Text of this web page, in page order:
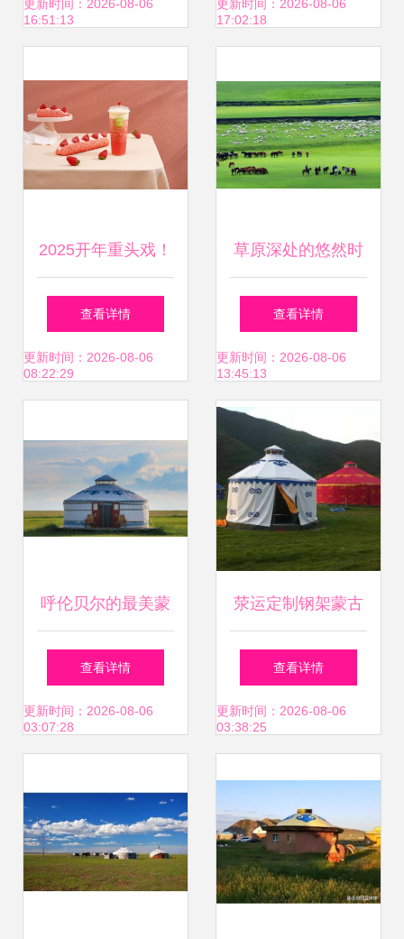
更新时间：2026-08-06
16:51:13
样灵感
更新时间：2026-08-06
17:02:18
2025开年重头戏！
奈雪的茶烘焙革命
近50款现烤新品与
查看详情
更新时间：2026-08-06
08:22:29
草原深处的悠然时
光，惊艳了谁的远
方？
查看详情
更新时间：2026-08-06
13:45:13
呼伦贝尔的最美蒙
古包 原生态与品质
的完美邂逅
查看详情
更新时间：2026-08-06
03:07:28
荥运定制钢架蒙古
包 旅游露营户外小
型蒙古包篷的理想
查看详情
更新时间：2026-08-06
03:38:25